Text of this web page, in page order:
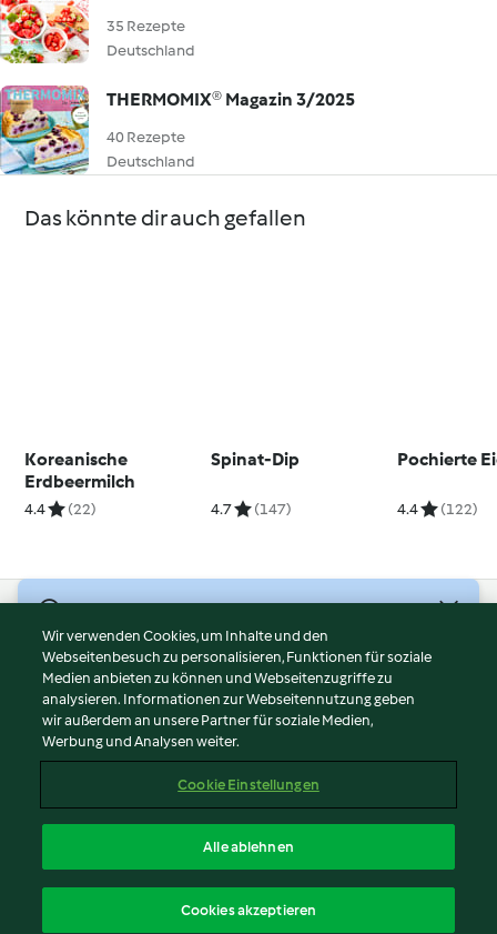
35 Rezepte
Deutschland
THERMOMIX® Magazin 3/2025
40 Rezepte
Deutschland
Das könnte dir auch gefallen
Koreanische
Erdbeermilch
4.4 (22)
Spinat-Dip
4.7 (147)
Pochierte
4.4 (122)
Nutzungsbedingungen
Datenschutzrichtlinien
Disclaimer
Impressum
Inhalt melden
Erklärung zur Barrierefreiheit
Wir verwenden Cookies, um Inhalte und den
Webseitenbesuch zu personalisieren, Funktionen für soziale
Medien anbieten zu können und Webseitenzugriffe zu
analysieren. Informationen zur Webseitennutzung geben
wir außerdem an unsere Partner für soziale Medien,
Werbung und Analysen weiter.
Cookie Einstellungen
Alle ablehnen
Cookies akzeptieren